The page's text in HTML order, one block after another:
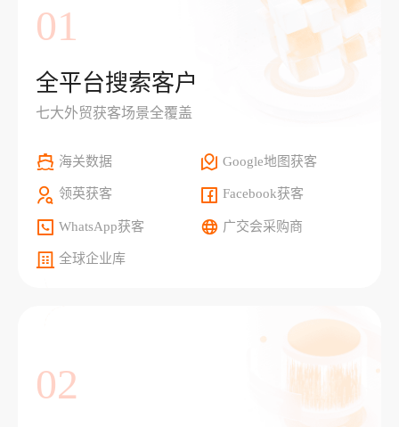
01
全平台搜索客户
七大外贸获客场景全覆盖
海关数据 Google地图获客
领英获客 Facebook获客
WhatsApp获客 广交会采购商
全球企业库
02